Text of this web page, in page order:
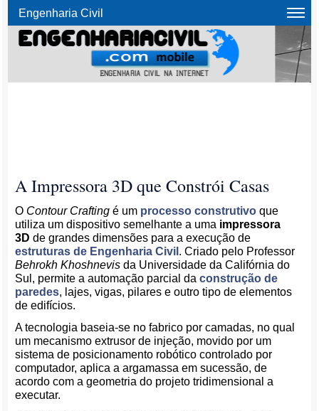
Engenharia Civil
A Impressora 3D que Constrói Casas
O Contour Crafting é um processo construtivo que
utiliza um dispositivo semelhante a uma impressora
3D de grandes dimensões para a execução de
estruturas de Engenharia Civil . Criado pelo Professor
Behrokh Khoshnevis da Universidade da Califórnia do
Sul, permite a automação parcial daconstrução de
paredes, lajes, vigas, pilares e outro tipo de elementos
de edifícios.
A tecnologia baseia-se no fabrico por camadas, no qual
um mecanismo extrusor de injeção, movido por um
sistema de posicionamento robótico controlado por
computador, aplica a argamassa em sucessão, de
acordo com a geometria do projeto tridimensional a
executar.